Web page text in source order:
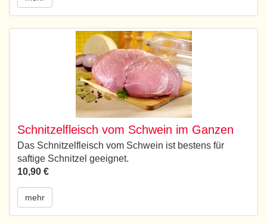
Schnitzelfleisch vom Schwein im Ganzen
Das Schnitzelfleisch vom Schwein ist bestens für
saftige Schnitzel geeignet.
10,90 €
mehr